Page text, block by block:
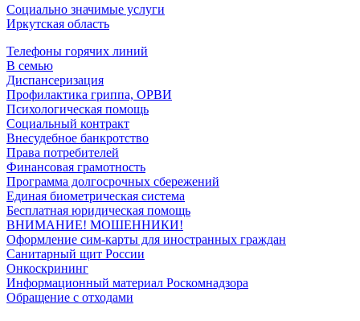
Социально значимые услуги
Иркутская область
Телефоны горячих линий
В семью
Диспансеризация
Профилактика гриппа, ОРВИ
Психологическая помощь
Социальный контракт
Внесудебное банкротство
Права потребителей
Финансовая грамотность
Программа долгосрочных сбережений
Единая биометрическая система
Бесплатная юридическая помощь
ВНИМАНИЕ! МОШЕННИКИ!
Оформление сим-карты для иностранных граждан
Санитарный щит России
Онкоскрининг
Информационный материал Роскомнадзора
Обращение с отходами